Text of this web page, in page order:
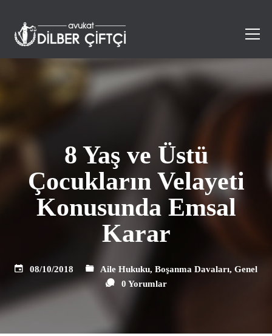
8 Yaş ve Üstü
Çocukların Velayeti
Konusunda Emsal
Karar
08/10/2018 Aile Hukuku, Boşanma Davaları, Genel
0 Yorumlar